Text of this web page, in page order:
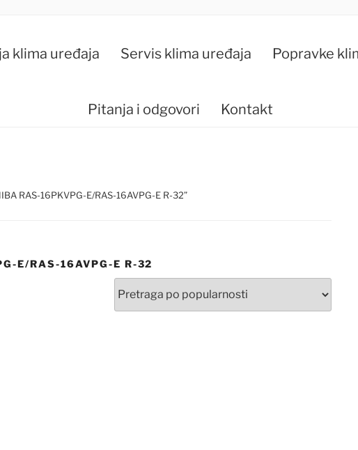
KLIMA SERVIS HR
klima uređaja Servis klima uređaja Popravke
Pitanja i odgovori Kontakt
RAS-16PKVPG-E/RAS-16AVPG-E R-32”
E/RAS-16AVPG-E R-32